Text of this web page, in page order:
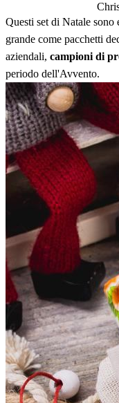
Questi set di Natale sono
grande come pacchetti
aziendali, campioni di
periodo dell'Avvento.